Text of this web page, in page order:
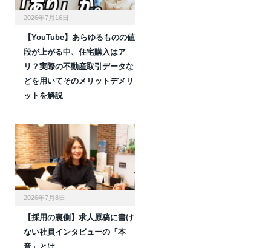
2026年7月16日
【YouTube】あらゆるものの値
段が上がる中、住宅購入はア
リ？実際の不動産取引データな
どを用いてそのメリットデメリ
ットを解説
2026年7月8日
【採用の裏側】求人原稿に書け
ない社員インタビューの「本